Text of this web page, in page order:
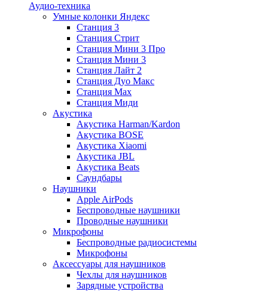
Аудио-техника
Умные колонки Яндекс
Станция 3
Станция Стрит
Станция Мини 3 Про
Станция Мини 3
Станция Лайт 2
Станция Дуо Макс
Станция Max
Станция Миди
Акустика
Акустика Harman/Kardon
Акустика BOSE
Акустика Xiaomi
Акустика JBL
Акустика Beats
Саундбары
Наушники
Apple AirPods
Беспроводные наушники
Проводные наушники
Микрофоны
Беспроводные радиосистемы
Микрофоны
Аксессуары для наушников
Чехлы для наушников
Зарядные устройства